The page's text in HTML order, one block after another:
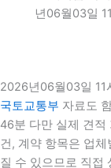
년06월03일
2026년06월03일 11
국토교통부 자료도
46분 다만 실제 견적
건, 계약 항목은 업
질 수 있으므로 직접